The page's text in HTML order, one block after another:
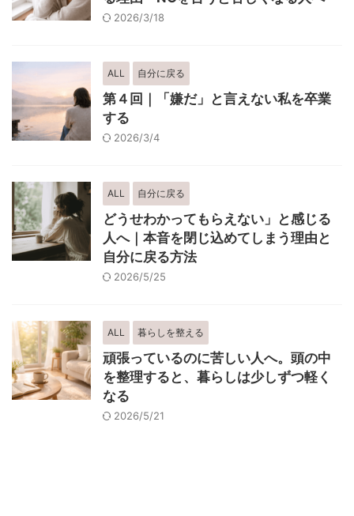
2026/3/18
ALL 自分に戻る
第４回｜「嫌だ」と言えない私を卒業
する
2026/3/4
ALL 自分に戻る
どうせわかってもらえない」と感じる
人へ｜本音を閉じ込めてしまう理由と
自分に戻る方法
2026/5/25
ALL 暮らしを整える
頑張っているのに苦しい人へ。頭の中
を整理すると、暮らしは少しずつ軽く
なる
2026/5/21